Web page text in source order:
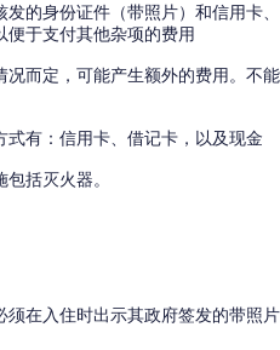
的身份证件（带照片）和信用卡、
便于支付其他杂项的费用
况而定，可能产生额外的费用。不能
式有：信用卡、借记卡，以及现金
括灭火器。
须在入住时出示其政府签发的带照片